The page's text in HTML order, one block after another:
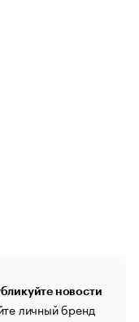
новости
личный бренд